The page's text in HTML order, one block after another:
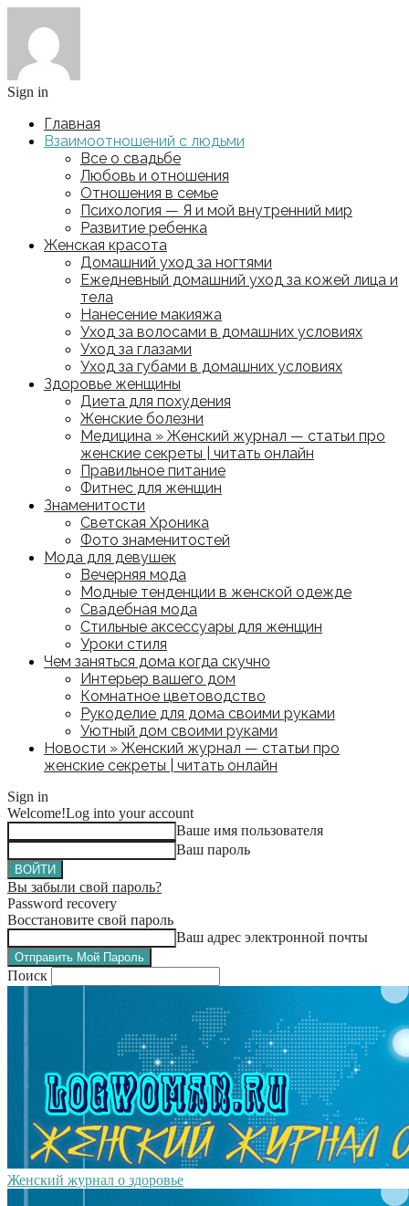
Sign in
Главная
Взаимоотношений с людьми
Все о свадьбе
Любовь и отношения
Отношения в семье
Психология — Я и мой внутренний мир
Развитие ребенка
Женская красота
Домашний уход за ногтями
Ежедневный домашний уход за кожей лица и
тела
Нанесение макияжа
Уход за волосами в домашних условиях
Уход за глазами
Уход за губами в домашних условиях
Здоровье женщины
Диета для похудения
Женские болезни
Медицина » Женский журнал — статьи про
женские секреты | читать онлайн
Правильное питание
Фитнес для женщин
Знаменитости
Светская Хроника
Фото знаменитостей
Мода для девушек
Вечерняя мода
Модные тенденции в женской одежде
Свадебная мода
Стильные аксессуары для женщин
Уроки стиля
Чем заняться дома когда скучно
Интерьер вашего дом
Комнатное цветоводство
Рукоделие для дома своими руками
Уютный дом своими руками
Новости » Женский журнал — статьи про
женские секреты | читать онлайн
Sign in
Welcome!Log into your account
Ваше имя пользователя
Ваш пароль
Вы забыли свой пароль?
Password recovery
Восстановите свой пароль
Ваш адрес электронной почты
Поиск
Женский журнал о здоровье